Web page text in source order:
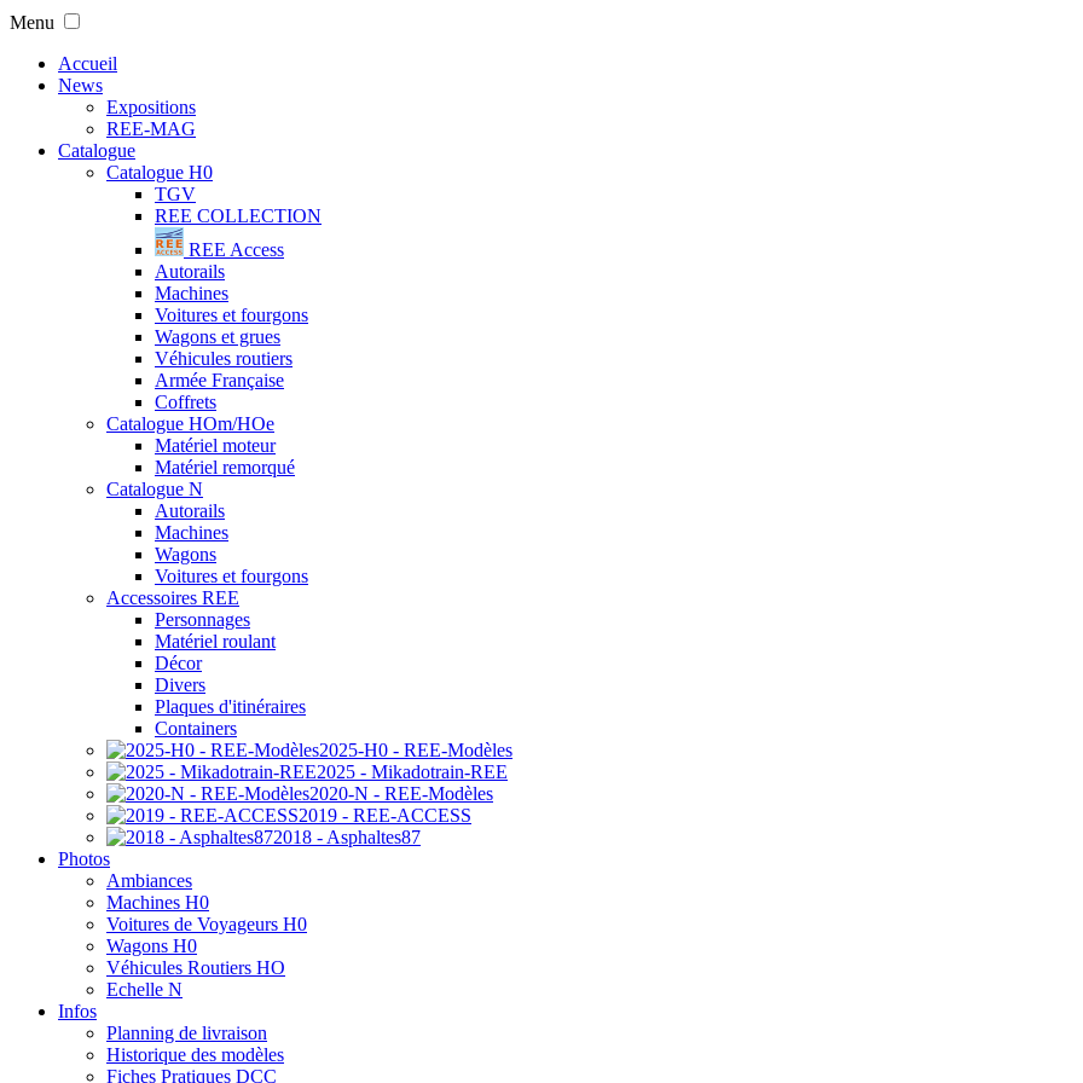
Menu
Accueil
News
Expositions
REE-MAG
Catalogue
Catalogue H0
TGV
REE COLLECTION
REE Access
Autorails
Machines
Voitures et fourgons
Wagons et grues
Véhicules routiers
Armée Française
Coffrets
Catalogue HOm/HOe
Matériel moteur
Matériel remorqué
Catalogue N
Autorails
Machines
Wagons
Voitures et fourgons
Accessoires REE
Personnages
Matériel roulant
Décor
Divers
Plaques d'itinéraires
Containers
2025-H0 - REE-Modèles
2025 - Mikadotrain-REE
2020-N - REE-Modèles
2019 - REE-ACCESS
2018 - Asphaltes87
Photos
Ambiances
Machines H0
Voitures de Voyageurs H0
Wagons H0
Véhicules Routiers HO
Echelle N
Infos
Planning de livraison
Historique des modèles
Fiches Pratiques DCC